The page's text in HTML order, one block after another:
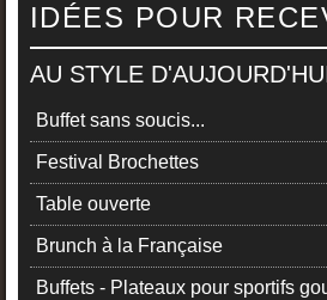
IDÉES POUR
AU STYLE
Buffet sans soucis...
Festival Brochettes
Table ouverte
Brunch à la Française
Buffets - Plateaux pour sportifs